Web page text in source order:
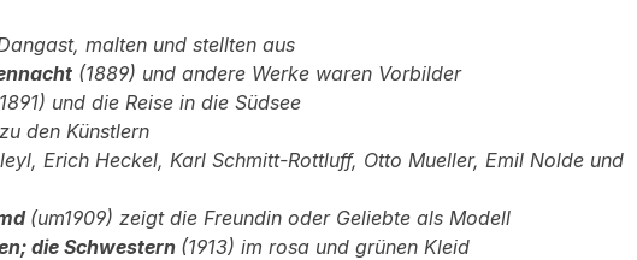
malten und stellten aus
(1889) und andere Werke waren Vorbilder
und die Reise in die Südsee
den Künstlern
Erich Heckel, Karl Schmitt-Rottluff, Otto Mueller, Emil Nolde und
(um1909) zeigt die Freundin oder Geliebte als Modell
die Schwestern (1913) im rosa und grünen Kleid